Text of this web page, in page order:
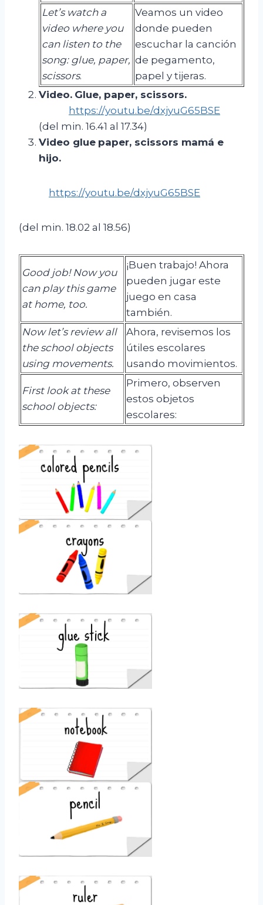
Let’s watch a
video where you
can listen to the
song: glue, paper,
scissors.
Veamos un video
donde pueden
escuchar la canción
de pegamento,
papel y tijeras.
Video. Glue, paper, scissors.
https://youtu.be/dxjyuG65BSE
(del min. 16.41 al 17.34)
Video glue paper, scissors mamá e
hijo.
https://youtu.be/dxjyuG65BSE
(del min. 18.02 al 18.56)
Good job! Now you
can play this game
at home, too.
¡Buen trabajo! Ahora
pueden jugar este
juego en casa
también.
Now let’s review all
the school objects
using movements.
Ahora, revisemos los
útiles escolares
usando movimientos.
First look at these
school objects:
Primero, observen
estos objetos
escolares: